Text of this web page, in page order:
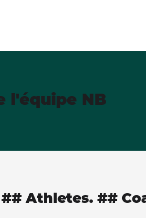
l'équipe NB
## Athletes. ##